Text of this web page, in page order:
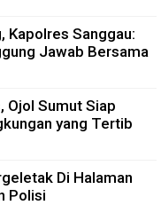
Kapolres Sanggau:
Jawab Bersama
Ojol Sumut Siap
yang Tertib
Di Halaman
Polisi